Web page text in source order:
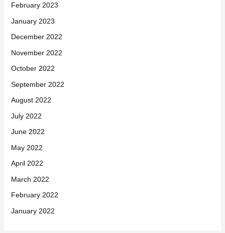
February 2023
January 2023
December 2022
November 2022
October 2022
September 2022
August 2022
July 2022
June 2022
May 2022
April 2022
March 2022
February 2022
January 2022